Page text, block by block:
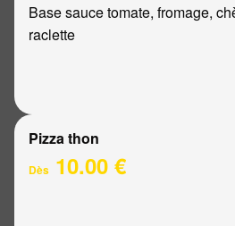
Base sauce tomate, fromage,
raclette
Pizza thon
Dès 10.00 €